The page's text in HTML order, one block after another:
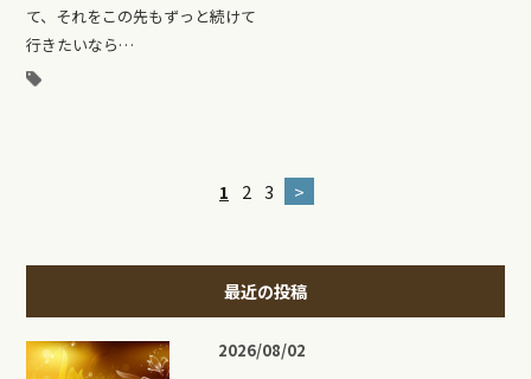
て、それをこの先もずっと続けて
行きたいなら…
1 2 3 >
最近の投稿
2026/08/02